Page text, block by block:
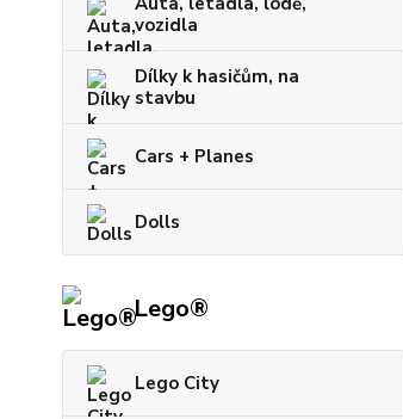
vozidla
Dílky k hasičům, na
stavbu
Cars + Planes
Dolls
Lego®
Lego City